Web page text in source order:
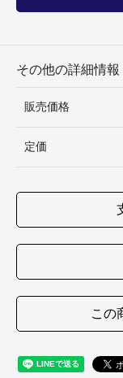
その他の詳細情報
販売価格
定価
この